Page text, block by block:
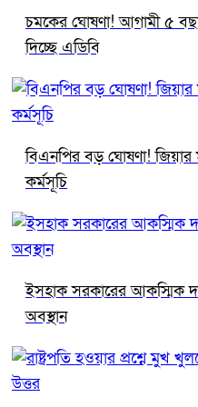
চমকের ঘোষণা! আগামী ৫
দিচ্ছে এডিবি
বিএনপির বড় ঘোষণা! জিয়ার
কর্মসূচি
ইসহাক সরকারের আকস্মিক
অবস্থান